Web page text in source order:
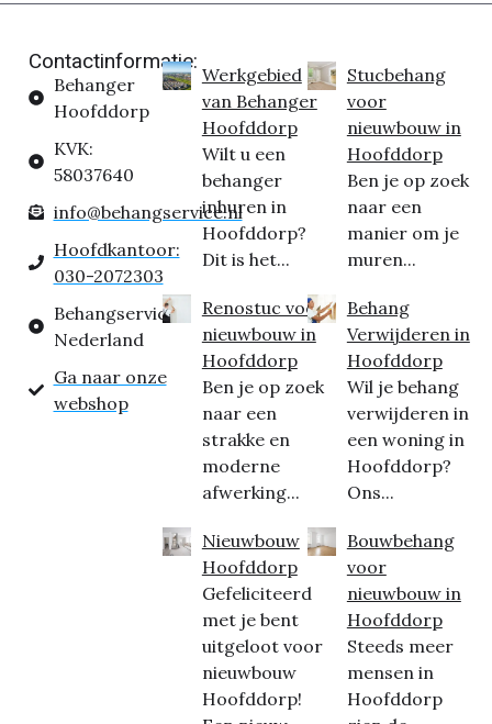
Contactinformatie:
Behanger
Hoofddorp
KVK:
58037640
info@behangservice.nl
Hoofdkantoor:
030-2072303
Behangservice
Nederland
Ga naar onze
webshop
Werkgebied
van Behanger
Hoofddorp
Wilt u een
behanger
inhuren in
Hoofddorp?
Dit is het...
Renostuc voor
nieuwbouw in
Hoofddorp
Ben je op zoek
naar een
strakke en
moderne
afwerking...
Nieuwbouw
Hoofddorp
Gefeliciteerd
met je bent
uitgeloot voor
nieuwbouw
Hoofddorp!
Stucbehang
voor
nieuwbouw in
Hoofddorp
Ben je op zoek
naar een
manier om je
muren...
Behang
Verwijderen in
Hoofddorp
Wil je behang
verwijderen in
een woning in
Hoofddorp?
Ons...
Bouwbehang
voor
nieuwbouw in
Hoofddorp
Steeds meer
mensen in
Hoofddorp